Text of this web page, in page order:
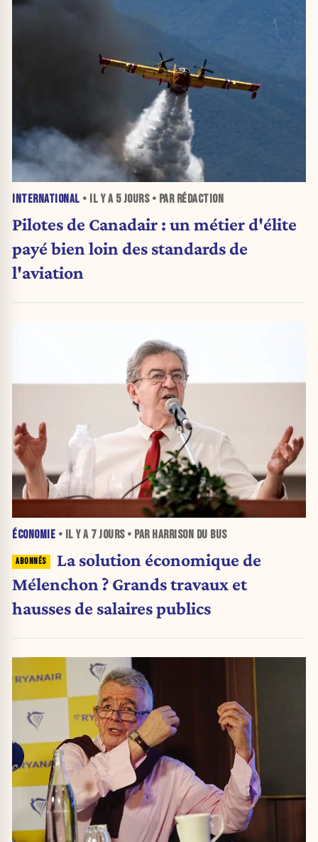
INTERNATIONAL • IL Y A 5 JOURS• PAR RÉDACTION
Pilotes de Canadair : un métier d'élite
payé bien loin des standards de
l'aviation
ÉCONOMIE • IL Y A 7 JOURS• PAR HARRISON DU BUS
La solution économique de
Mélenchon ? Grands travaux et
hausses de salaires publics